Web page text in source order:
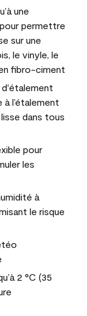
une
permettre
sur une
le vinyle, le
fibro-ciment
l’étalement
dans tous
pour
les
à
le risque
2 °C (35